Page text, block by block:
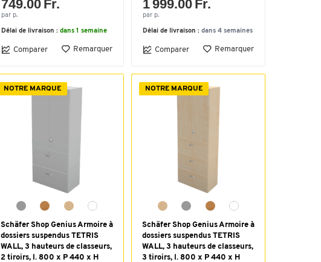
749.00 Fr.
par p.
Délai de livraison : dans 1 semaine
Comparer Remarquer
1 999.00 Fr.
par p.
Délai de livraison : dans 4 semaines
Comparer Remarquer
NOTRE MARQUE
Schäfer Shop Genius Armoire à
dossiers suspendus TETRIS
WALL, 3 hauteurs de classeurs,
2 tiroirs, l. 800 x P 440 x H
NOTRE MARQUE
Schäfer Shop Genius Armoire à
dossiers suspendus TETRIS
WALL, 3 hauteurs de classeurs,
3 tiroirs, l. 800 x P 440 x H